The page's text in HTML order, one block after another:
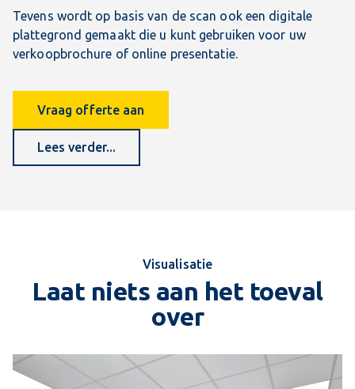
Tevens wordt op basis van de scan ook een digitale
plattegrond gemaakt die u kunt gebruiken voor uw
verkoopbrochure of online presentatie.
Vraag offerte aan
Lees verder...
Visualisatie
Laat niets aan het toeval
over